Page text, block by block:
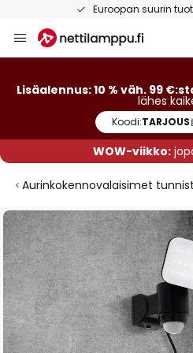
Euroopan suurin
to
Lisäalennus: 10 % väh. 99
lähes
Koodi:TARJOUS
WOW-viikko:
Aurinkokennovalaisimet
Skip
to
the
end
of
the
images